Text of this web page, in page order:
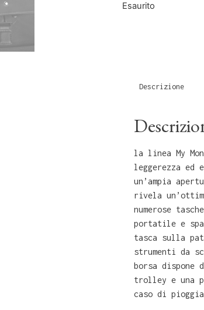
Esaurito
Descrizione
la linea My
leggerezza ed
un’ampia
rivela
numerose
portatile e
tasca sulla
strumenti da
borsa dispone
trolley e una
caso di